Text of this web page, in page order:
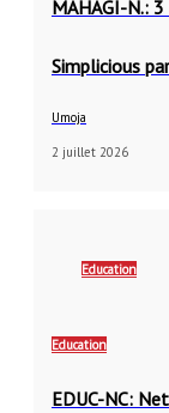
MAHAGI-N.:
Simplicious
Umoja
2 juillet 2026
Education
Education
EDUC-NC: